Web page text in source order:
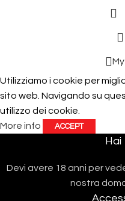
Utilizziamo i cookie per
sito web. Navigando su
utilizzo dei cookie.
More info
ACCEPT
Hai
Devi avere 18 anni per
nostra